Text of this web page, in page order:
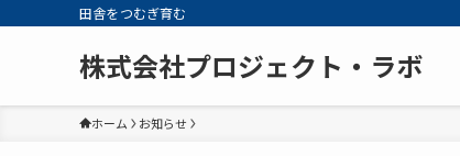
田舎をつむぎ育む
株式会社プロジェクト・ラボ
ホーム お知らせ